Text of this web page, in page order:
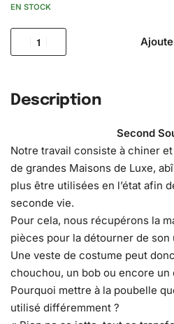
EN STOCK
Description
Second
Notre travail consiste à chiner
de grandes Maisons de Luxe,
plus être utilisées en l’état afin
seconde vie.
Pour cela, nous récupérons la
pièces pour la détourner de
Une veste de costume peut
chouchou, un bob ou encore un
Pourquoi mettre à la poubelle
utilisé différemment ?